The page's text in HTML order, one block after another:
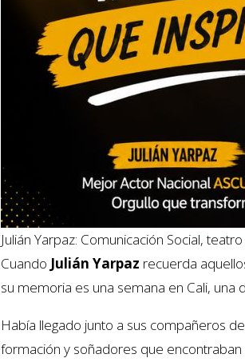
Julián Yarpaz: Comunicación Social,
Cuando Julián Yarpaz recuerda
su memoria es una semana en Cali,
Había llegado junto a sus compañeros
formación y soñadores que